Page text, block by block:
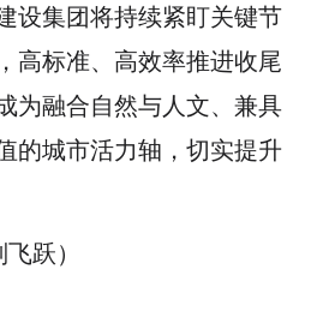
设集团将持续紧盯关键节
高标准、高效率推进收尾
为融合自然与人文、兼具
的城市活力轴，切实提升
跃）